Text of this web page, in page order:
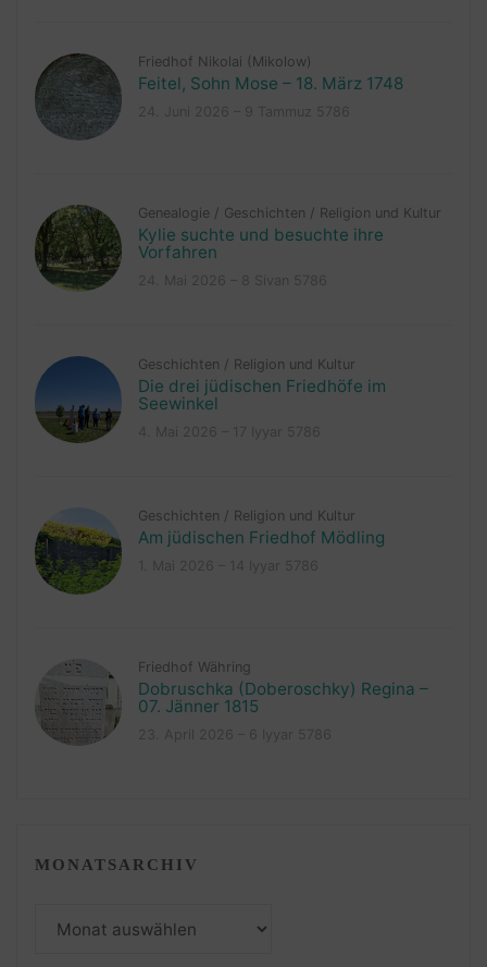
Friedhof Nikolai (Mikolow)
Feitel, Sohn Mose – 18. März 1748
Genealogie / Geschichten / Religion und Kultur
Kylie suchte und besuchte ihre
Vorfahren
Geschichten / Religion und Kultur
Die drei jüdischen Friedhöfe im
Seewinkel
Geschichten / Religion und Kultur
Am jüdischen Friedhof Mödling
Friedhof Währing
Dobruschka (Doberoschky) Regina –
07. Jänner 1815
MONATSARCHIV